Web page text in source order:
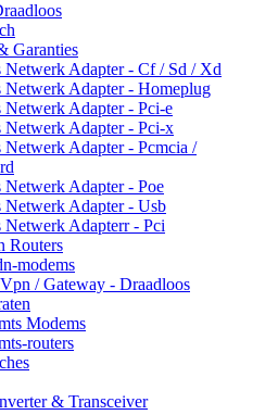
Garanties
Netwerk Adapter - Cf / Sd / Xd
Netwerk Adapter - Homeplug
Netwerk Adapter - Pci-e
Netwerk Adapter - Pci-x
Netwerk Adapter - Pcmcia /
Netwerk Adapter - Poe
Netwerk Adapter - Usb
Netwerk Adapterr - Pci
Routers
modems
/ Gateway - Draadloos
Modems
routers
& Transceiver